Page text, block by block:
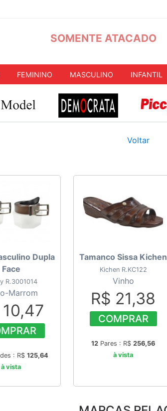
SOMENTE ATACADO
FEMININO MASCULINO INFANTIL
Voltar
Dupla
Face
R.3001014
Marrom
10,47
: R$ 125,64
à vista
Tamanco Sissa Kichen
Kichen R.KC122
Vinho
R$ 21,38
COMPRAR
12 Pares : R$ 256,56
à vista